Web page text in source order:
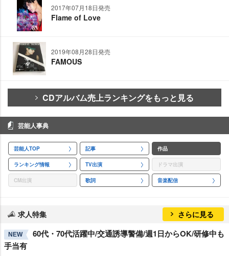
2017年07月18日発売
Flame of Love
2019年08月28日発売
FAMOUS
CDアルバム売上ランキングをもっと見る
芸能人事典
芸能人TOP 記事 作品
ランキング情報 TV出演 ドラマ出演
CM出演 歌詞 音楽配信
求人特集 さらに見る
NEW
60代・70代活躍中/交通誘導警備/週1日からOK/研修中も
手当有